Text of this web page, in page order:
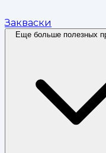
Закваски
Еще больше полезных